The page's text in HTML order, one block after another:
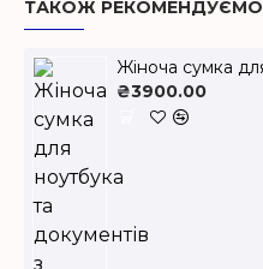
ТАКОЖ РЕКОМЕНДУЄМО
₴3900.00